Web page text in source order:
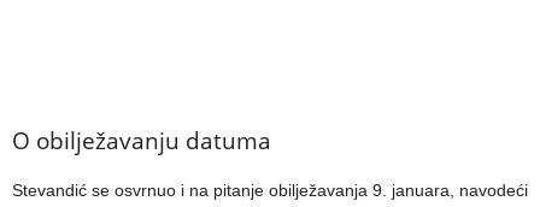
O obilježavanju datuma
Stevandić se osvrnuo i na pitanje obilježavanja 9. januara, navodeći